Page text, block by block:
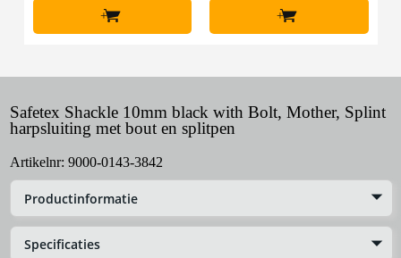
+ +
Safetex Shackle 10mm black with Bolt, Mother, Splint
harpsluiting met bout en splitpen
Artikelnr: 9000-0143-3842
Productinformatie
Specificaties